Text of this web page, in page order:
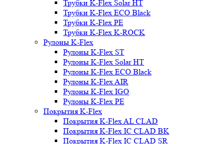
Трубки K-Flex Solar HT
Трубки K-Flex ECO Black
Трубки K-Flex PE
Трубки K-Flex K-ROCK
Рулоны K-Flex
Рулоны K-Flex ST
Рулоны K-Flex Solar HT
Рулоны K-Flex ECO Black
Рулоны K-Flex AIR
Рулоны K-Flex IGO
Рулоны K-Flex PE
Покрытия K-Flex
Покрытия K-Flex AL CLAD
Покрытия K-Flex IC CLAD BK
Покрытия K-Flex IC CLAD SR